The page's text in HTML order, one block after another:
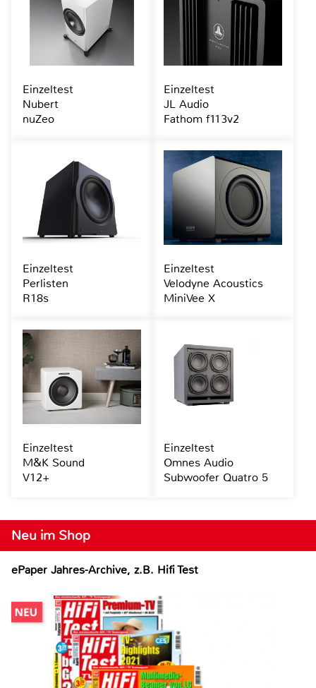
Neu im Shop
ePaper Jahres-Archive, z.B. Hifi Test
Einzeltest
Nubert
nuZeo
Einzeltest
JL Audio
Fathom f113v2
Einzeltest
Perlisten
R18s
Einzeltest
Velodyne Acoustics
MiniVee X
Einzeltest
M&K Sound
V12+
Einzeltest
Omnes Audio
Subwoofer Quatro 5